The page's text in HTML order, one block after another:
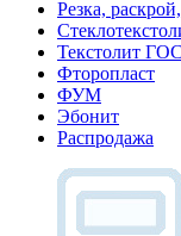
Резка,
Текстолит
Фторопласт
ФУМ
Эбонит
Распродажа